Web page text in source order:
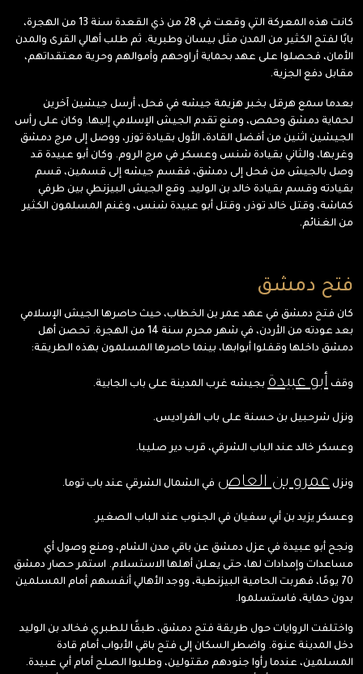
كانت هذه المعركة التي وقعت في 28 من ذي القعدة سنة 13 من الهجرة،
بابًا لفتح الكثير من المدن مثل بيسان وطبرية. ثم طلب أهالي القرى والمدن
الأمان، فحصلوا على عهد بحماية أراوحهم وأموالهم وحرية معتقداتهم،
مقابل دفع الجزية.
بعدما سمع هرقل بخبر هزيمة جيشه في فحل، أرسل جيشين آخرين
لحماية دمشق وحمص، ومنع تقدم الجيش الإسلامي إليها. وكان على رأس
الجيشين اثنين من أفضل القادة، الأول بقيادة توزر، ووصل إلى مرج دمشق
وغربها، والثاني بقيادة شنس وعسكر في مرج الروم. وكان أبو عبيدة قد
وصل بالجيش من فحل إلى دمشق، فقسم جيشه إلى قسمين، قسم
بقيادته وقسم بقيادة خالد بن الوليد. وقع الجيش البيزنطي بين طرفي
كماشة، وقتل خالد توذر، وقتل أبو عبيدة شنس، وغنم المسلمون الكثير
من الغنائم.
فتح دمشق
كان فتح دمشق في عهد عمر بن الخطاب، حيث حاصرها الجيش الإسلامي
بعد عودته من الأردن، في شهر محرم سنة 14 من الهجرة. تحصن أهل
دمشق داخلها وقفلوا أبوابها، بينما حاصرها المسلمون بهذه الطريقة:
وقف أبو عبيدة بجيشه غرب المدينة على باب الجابية.
ونزل شرحبيل بن حسنة على باب الفراديس.
وعسكر خالد عند الباب الشرقي، قرب دير صليبا.
ونزل عمرو بن العاص في الشمال الشرقي عند باب توما.
وعسكر يزيد بن أبي سفيان في الجنوب عند الباب الصغير.
ونجح أبو عبيدة في عزل دمشق عن باقي مدن الشام، ومنع وصول أي
مساعدات وإمدادات لها، حتى يعلن أهلها الاستسلام. استمر حصار دمشق
70 يومًا، فهربت الحامية البيزنطية، ووجد الأهالي أنفسهم أمام المسلمين
بدون حماية، فاستسلموا.
واختلفت الروايات حول طريقة فتح دمشق، طبقًا للطبري فخالد بن الوليد
دخل المدينة عنوة. واضطر السكان إلى فتح باقي الأبواب أمام قادة
المسلمين، عندما رأوا جنودهم مقتولين، وطلبوا الصلح أمام أبي عبيدة.